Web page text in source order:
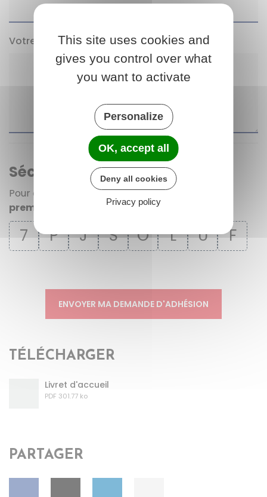
Votre message
Sécurité anti-robot
Pour continuer, merci de cliquer sur les
premiers caractères de la série.
7 P J S O L U F
ENVOYER MA DEMANDE D'ADHÉSION
TÉLÉCHARGER
Livret d'accueil
PDF 301.77 ko
PARTAGER
This site uses cookies and
gives you control over what
you want to activate
Personalize
OK, accept all
Deny all cookies
Privacy policy